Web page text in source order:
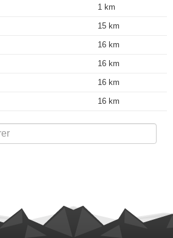
1 km
15 km
16 km
16 km
16 km
16 km